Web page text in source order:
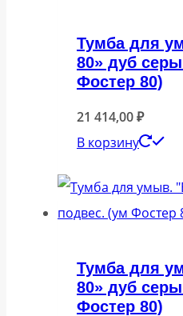
Тумба для
80» дуб
Фостер 80)
21 414,00₽
В корзину
Тумба для
80» дуб
Фостер 80)